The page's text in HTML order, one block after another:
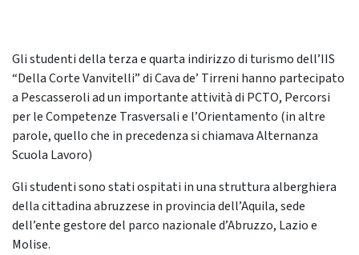
Gli studenti della terza e quarta indirizzo di turismo dell’IIS
“Della Corte Vanvitelli” di Cava de’ Tirreni hanno partecipato
a Pescasseroli ad un importante attività di PCTO, Percorsi
per le Competenze Trasversali e l’Orientamento (in altre
parole, quello che in precedenza si chiamava Alternanza
Scuola Lavoro)
Gli studenti sono stati ospitati in una struttura alberghiera
della cittadina abruzzese in provincia dell’Aquila, sede
dell’ente gestore del parco nazionale d’Abruzzo, Lazio e
Molise.